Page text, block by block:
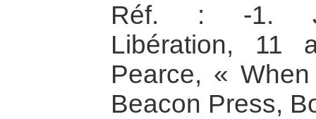
Réf. : -1.
Libération, 11
Pearce, «
Beacon Press,